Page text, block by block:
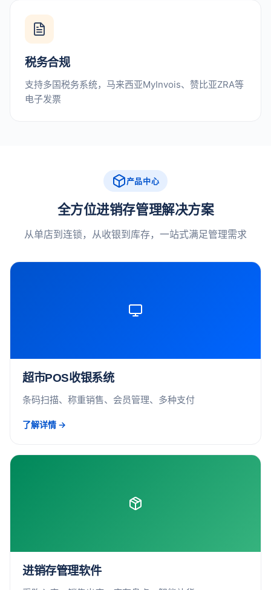
税务合规
支持多国税务系统，马来西亚MyInvois、赞比亚ZRA等
电子发票
产品中心
全方位进销存管理解决方案
从单店到连锁，从收银到库存，一站式满足管理需求
超市POS收银系统
条码扫描、称重销售、会员管理、多种支付
了解详情 →
进销存管理软件